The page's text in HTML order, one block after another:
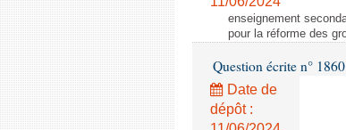
enseignement
pour la réforme des
Question écrite n°
Date de
dépôt :